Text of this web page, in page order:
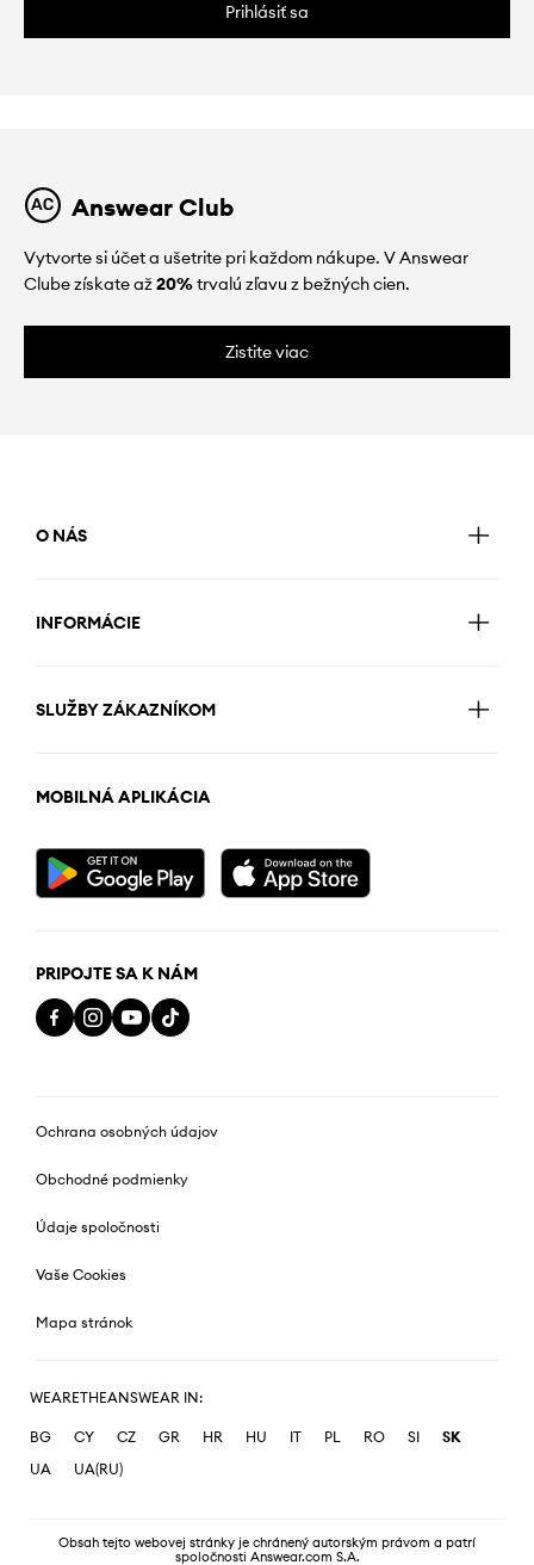
Prihlásiť sa
Answear Club
Vytvorte si účet a ušetrite pri každom nákupe. V Answear
Clube získate až20%trvalú zľavu z bežných cien.
Zistite viac
O NÁS
INFORMÁCIE
SLUŽBY ZÁKAZNÍKOM
MOBILNÁ APLIKÁCIA
PRIPOJTE SA K NÁM
Ochrana osobných údajov
Obchodné podmienky
Údaje spoločnosti
Vaše Cookies
Mapa stránok
WEARETHEANSWEAR IN:
BG CY CZ GR HR HU IT PL RO SI
SK
UA
UA(RU)
Obsah tejto webovej stránky je chránený autorským právom a patrí
spoločnosti Answear.com S.A.